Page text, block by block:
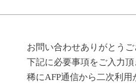
お問い合わせありがとうご
下記に必要事項をご入力
稀にAFP通信から二次利